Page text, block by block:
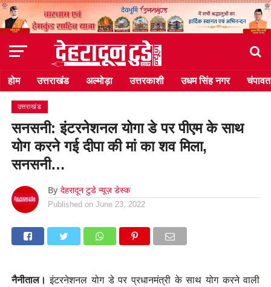
होम उत्तराखंड अल्मोड़ा उत्तरकाशी उधम सिंह नगर चंपावत
उत्तराखंड
सनसनी: इंटरनेशनल योगा डे पर पीएम के साथ
योग करने गई दीपा की मां का शव मिला,
सनसनी…
By देहरादून टुडे न्यूज़ डेस्क
Published on June 23, 2022
नैनीताल। इंटरनेशनल योग डे पर प्रधानमंत्री के साथ योग करने वाली